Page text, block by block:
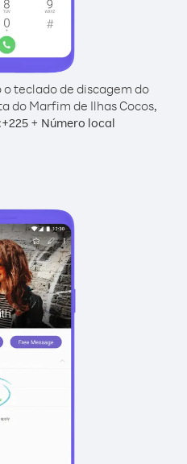
teclado de discagem do
do Marfim de Ilhas Cocos,
+225+ Número local